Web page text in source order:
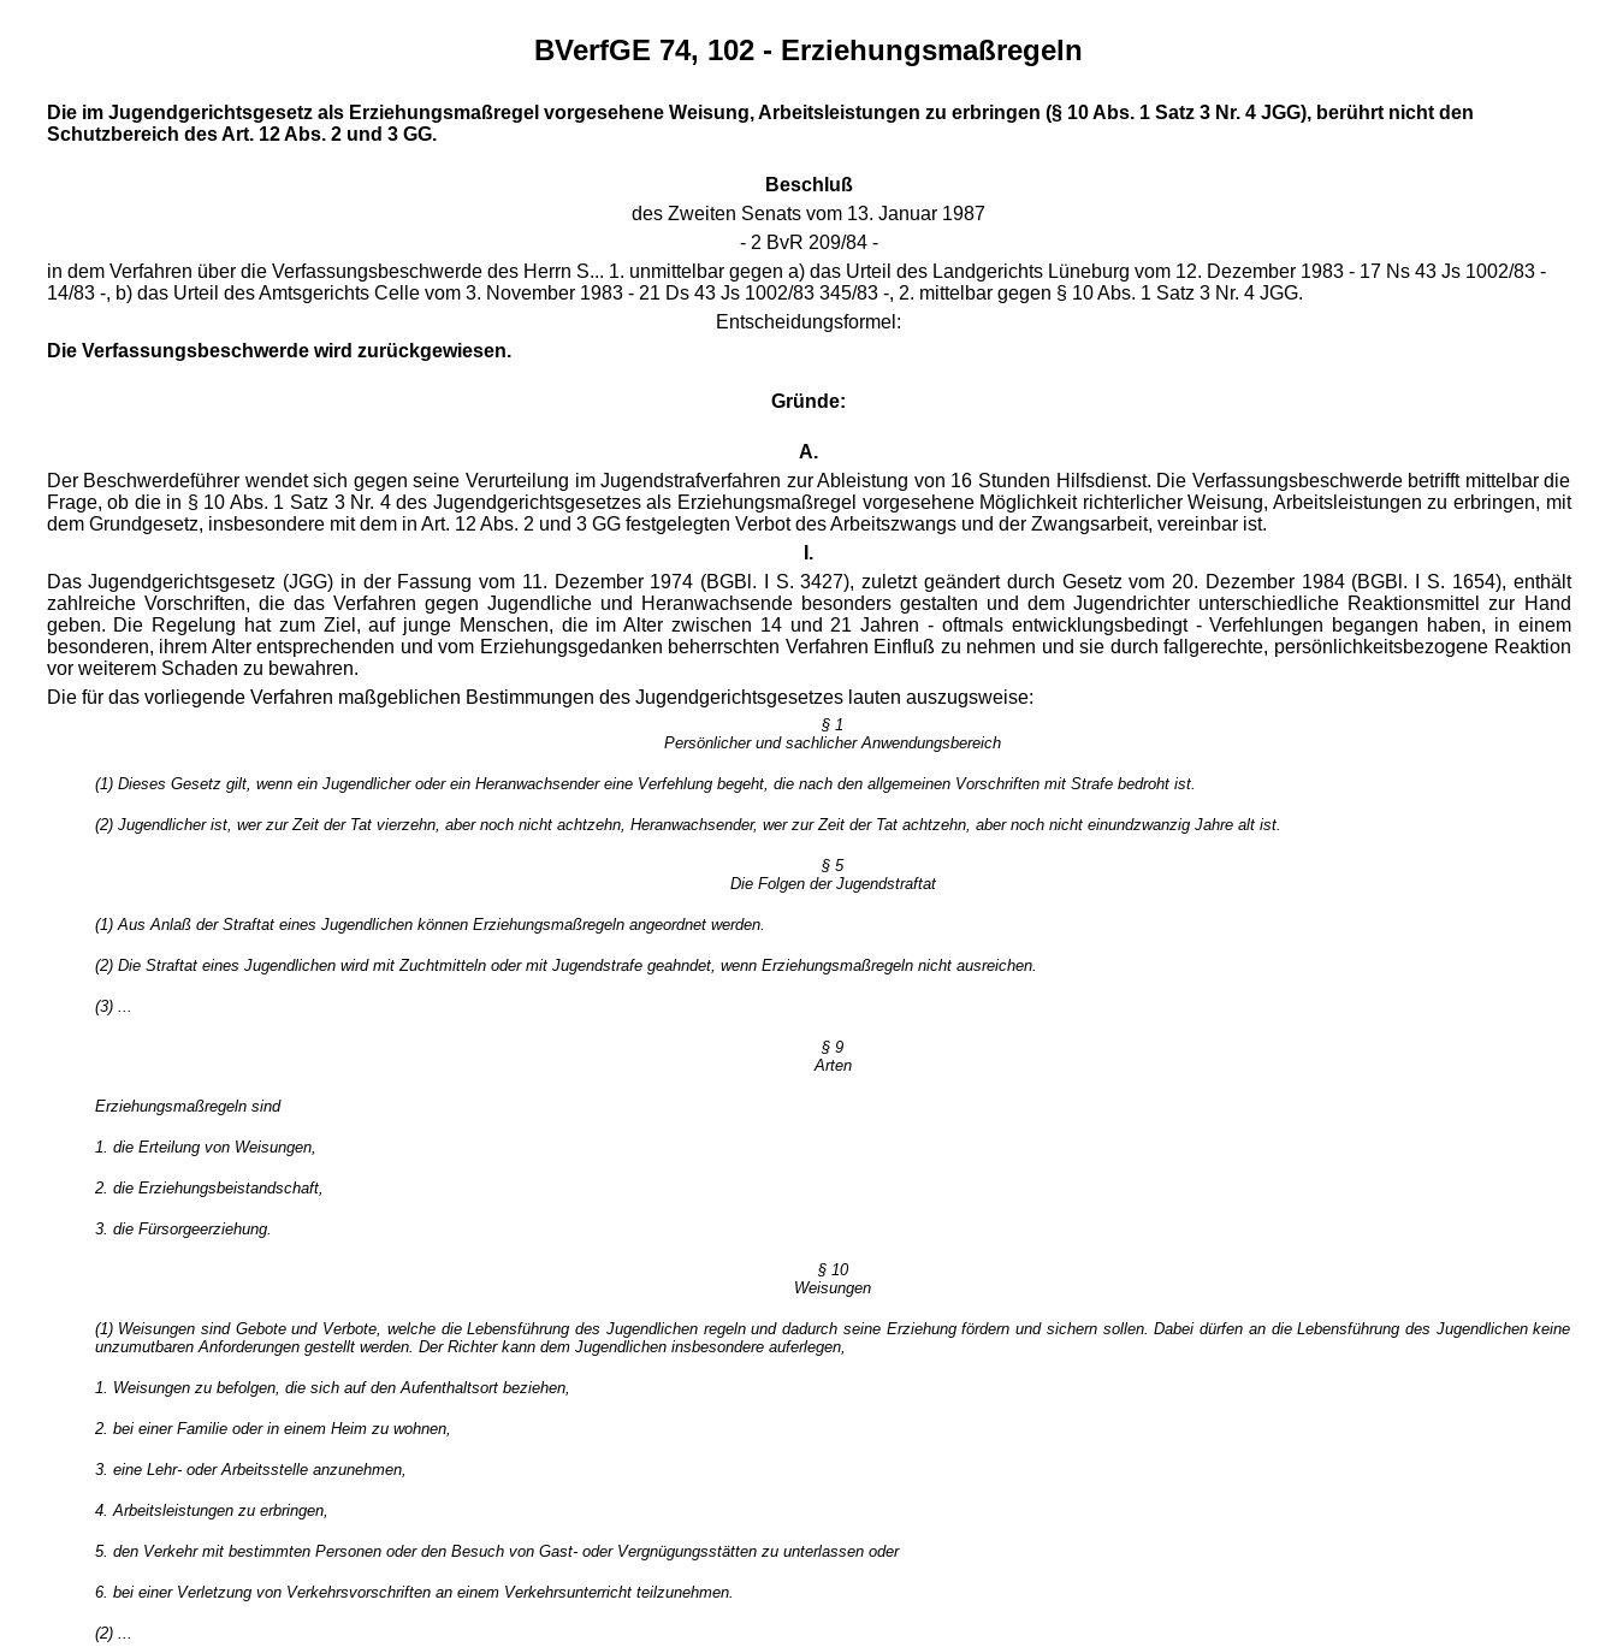
BVerfGE 74, 102 - Erziehungsmaßregeln
Die im Jugendgerichtsgesetz als Erziehungsmaßregel vorgesehene Weisung, Arbeitsleistungen zu erbringen (§ 10 Abs. 1 Satz 3 Nr. 4 JGG), berührt nicht den
Schutzbereich des Art. 12 Abs. 2 und 3 GG.
Beschluß
des Zweiten Senats vom 13. Januar 1987
- 2 BvR 209/84 -
in dem Verfahren über die Verfassungsbeschwerde des Herrn S... 1. unmittelbar gegen a) das Urteil des Landgerichts Lüneburg vom 12. Dezember 1983 - 17 Ns 43 Js 1002/83 -
14/83 -, b) das Urteil des Amtsgerichts Celle vom 3. November 1983 - 21 Ds 43 Js 1002/83 345/83 -, 2. mittelbar gegen § 10 Abs. 1 Satz 3 Nr. 4 JGG.
Entscheidungsformel:
Die Verfassungsbeschwerde wird zurückgewiesen.
Gründe:
A.
Der Beschwerdeführer wendet sich gegen seine Verurteilung im Jugendstrafverfahren zur Ableistung von 16 Stunden Hilfsdienst. Die Verfassungsbeschwerde betrifft mittelbar die
Frage, ob die in § 10 Abs. 1 Satz 3 Nr. 4 des Jugendgerichtsgesetzes als Erziehungsmaßregel vorgesehene Möglichkeit richterlicher Weisung, Arbeitsleistungen zu erbringen, mit
dem Grundgesetz, insbesondere mit dem in Art. 12 Abs. 2 und 3 GG festgelegten Verbot des Arbeitszwangs und der Zwangsarbeit, vereinbar ist.
I.
Das Jugendgerichtsgesetz (JGG) in der Fassung vom 11. Dezember 1974 (BGBl. I S. 3427), zuletzt geändert durch Gesetz vom 20. Dezember 1984 (BGBl. I S. 1654), enthält
zahlreiche Vorschriften, die das Verfahren gegen Jugendliche und Heranwachsende besonders gestalten und dem Jugendrichter unterschiedliche Reaktionsmittel zur Hand
geben. Die Regelung hat zum Ziel, auf junge Menschen, die im Alter zwischen 14 und 21Jahren - oftmals entwicklungsbedingt - Verfehlungen begangen haben, in einem
besonderen, ihrem Alter entsprechenden und vom Erziehungsgedanken beherrschten Verfahren Einfluß zu nehmen und sie durch fallgerechte, persönlichkeitsbezogene Reaktion
vor weiterem Schaden zu bewahren.
Die für das vorliegende Verfahren maßgeblichen Bestimmungen des Jugendgerichtsgesetzes lauten auszugsweise:
§ 1
Persönlicher und sachlicher Anwendungsbereich
(1) Dieses Gesetz gilt, wenn ein Jugendlicher oder ein Heranwachsender eine Verfehlung begeht, die nach den allgemeinen Vorschriften mit Strafe bedroht ist.
(2) Jugendlicher ist, wer zur Zeit der Tat vierzehn, aber noch nicht achtzehn, Heranwachsender, wer zur Zeit der Tat achtzehn, aber noch nicht einundzwanzig Jahre alt ist.
§ 5
Die Folgen der Jugendstraftat
(1) Aus Anlaß der Straftat eines Jugendlichen können Erziehungsmaßregeln angeordnet werden.
(2) Die Straftat eines Jugendlichen wird mit Zuchtmitteln oder mit Jugendstrafe geahndet, wenn Erziehungsmaßregeln nicht ausreichen.
(3) ...
§ 9
Arten
Erziehungsmaßregeln sind
1. die Erteilung von Weisungen,
2. die Erziehungsbeistandschaft,
3. die Fürsorgeerziehung.
§ 10
Weisungen
(1) Weisungen sind Gebote und Verbote, welche die Lebensführung des Jugendlichen regeln und dadurch seine Erziehung fördern und sichern sollen. Dabei dürfen an die Lebensführung des Jugendlichen keine
unzumutbaren Anforderungen gestellt werden. Der Richter kann dem Jugendlichen insbesondere auferlegen,
1. Weisungen zu befolgen, die sich auf den Aufenthaltsort beziehen,
2. bei einer Familie oder in einem Heim zu wohnen,
3. eine Lehr- oder Arbeitsstelle anzunehmen,
4. Arbeitsleistungen zu erbringen,
5. den Verkehr mit bestimmten Personen oder den Besuch von Gast- oder Vergnügungsstätten zu unterlassen oder
6. bei einer Verletzung von Verkehrsvorschriften an einem Verkehrsunterricht teilzunehmen.
(2) ...